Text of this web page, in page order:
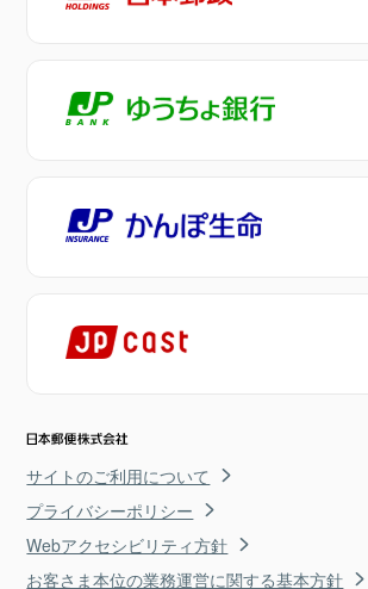
サイトのご利用について
プライバシーポリシー
Webアクセシビリティ方針
お客さま本位の業務運営に関する基本方針